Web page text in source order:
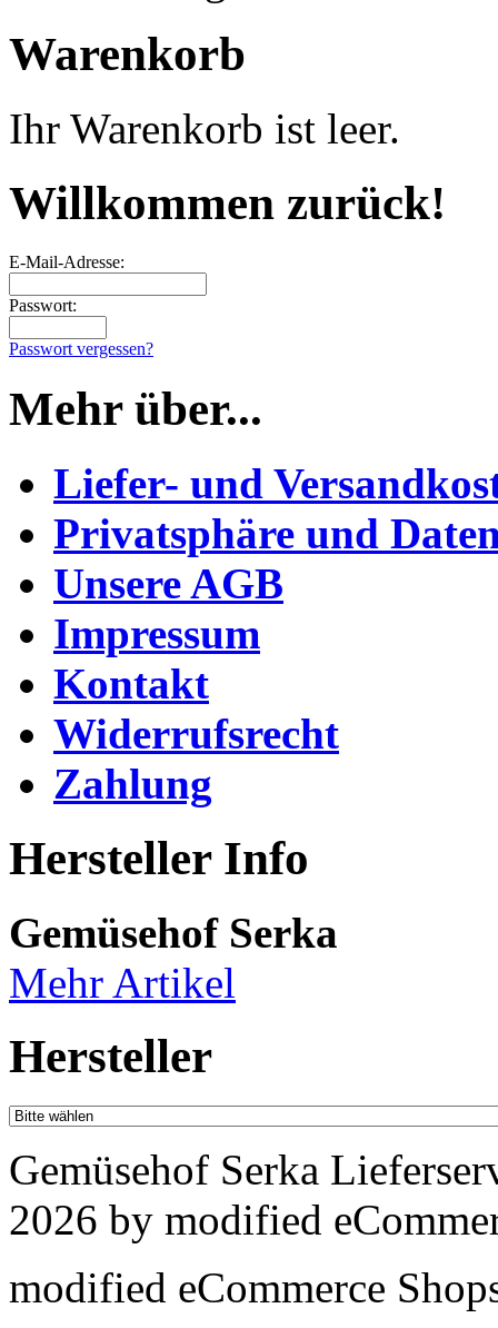
Warenkorb
Ihr Warenkorb ist leer.
Willkommen zurück!
E-Mail-Adresse:
Passwort:
Passwort vergessen?
Mehr über...
Liefer- und
Privatsphäre und
Unsere AGB
Impressum
Kontakt
Widerrufsrecht
Zahlung
Hersteller Info
Gemüsehof Serka
Mehr Artikel
Hersteller
Gemüsehof Serka
2026 by modified
modified eCommerce